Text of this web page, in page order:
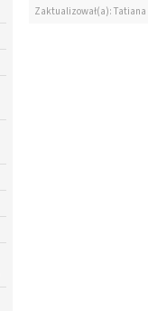
Zaktualizował(a):